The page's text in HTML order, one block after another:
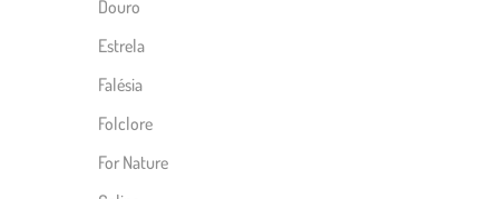
Douro
Estrela
Falésia
Folclore
For Nature